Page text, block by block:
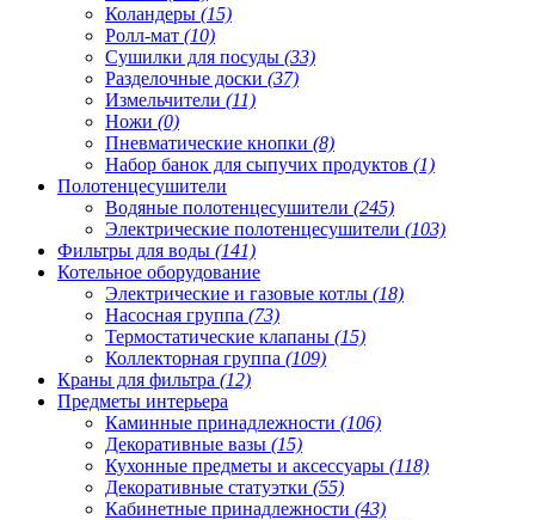
Коландеры (15)
Ролл-мат (10)
Сушилки для посуды (33)
Разделочные доски (37)
Измельчители (11)
Ножи (0)
Пневматические кнопки (8)
Набор банок для сыпучих продуктов (1)
Полотенцесушители
Водяные полотенцесушители (245)
Электрические полотенцесушители (103)
Фильтры для воды (141)
Котельное оборудование
Электрические и газовые котлы (18)
Насосная группа (73)
Термостатические клапаны (15)
Коллекторная группа (109)
Краны для фильтра (12)
Предметы интерьера
Каминные принадлежности (106)
Декоративные вазы (15)
Кухонные предметы и аксессуары (118)
Декоративные статуэтки (55)
Кабинетные принадлежности (43)